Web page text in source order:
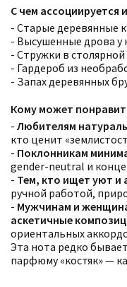
С чем ассоциируется
- Старые деревянные
- Высушенные дрова у
- Стружки в столярной
- Гардероб из
- Запах деревянных
Кому может
- Любителям
кто ценит
- Поклонникам
gender-neutral и
- Тем, кто ищет уют и
ручной работой,
- Мужчинам и
аскетичные
ориентальных
Эта нота редко
парфюму «костяк» —